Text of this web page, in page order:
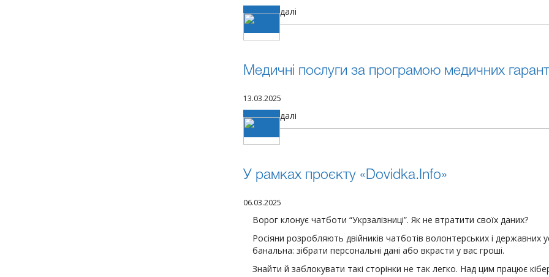
далі
Медичні послуги за програмою медичних
13.03.2025
далі
У рамках проєкту «Dovidka.Info»
06.03.2025
Ворог клонує чатботи “Укрзалізниці”. Як не втратити своїх даних?
Росіяни розробляють двійників чатботів волонтерських і
банальна: зібрати персональні дані або вкрасти у вас гроші.
Знайти й заблокувати такі сторінки не так легко. Над цим працює